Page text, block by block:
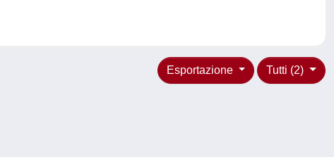
Tutti (2)
Esportazione